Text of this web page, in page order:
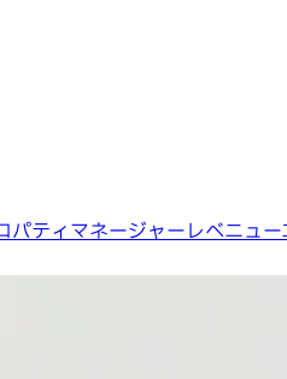
パティマネージャーレベニュ